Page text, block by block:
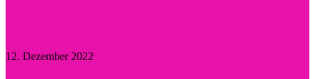
12. Dezember 2022